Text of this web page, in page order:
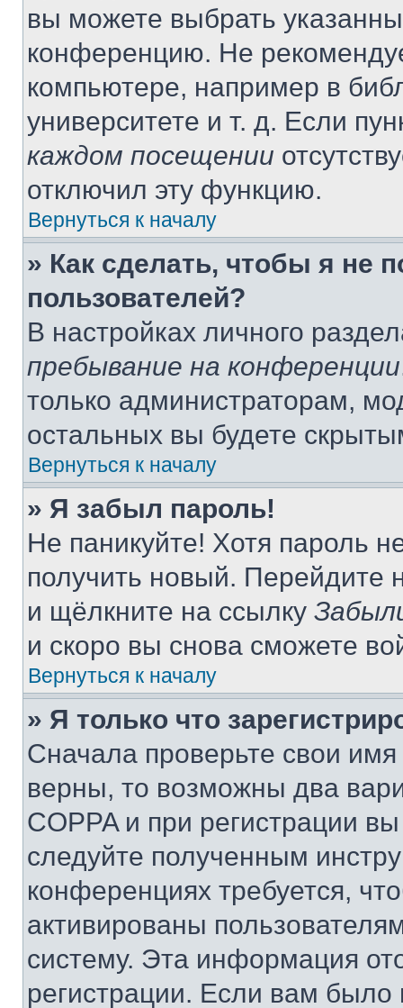
вы можете выбрать
конференцию. Не
компьютере, например в
университете и т. д. Если
каждом посещении
отключил эту функцию.
Вернуться к началу
» Как сделать, чтобы я не
пользователей?
В настройках личного
пребывание на конференции
только администраторам,
остальных вы будете
Вернуться к началу
» Я забыл пароль!
Не паникуйте! Хотя пароль
получить новый. Перейдите
и щёлкните на ссылку
и скоро вы снова сможете
Вернуться к началу
» Я только что
Сначала проверьте свои
верны, то возможны два
COPPA и при регистрации
следуйте полученным
конференциях требуется,
активированы
систему. Эта информация
регистрации. Если вам